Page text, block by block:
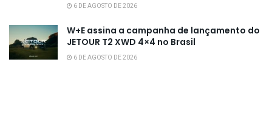
6 DE AGOSTO DE 2026
W+E assina a campanha de lançamento do
JETOUR T2 XWD 4×4 no Brasil
6 DE AGOSTO DE 2026